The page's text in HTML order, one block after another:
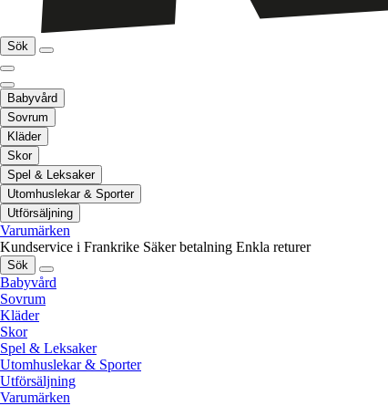
Sök
Babyvård
Sovrum
Kläder
Skor
Spel & Leksaker
Utomhuslekar & Sporter
Utförsäljning
Varumärken
Kundservice i Frankrike Säker betalning Enkla returer
Sök
Babyvård
Sovrum
Kläder
Skor
Spel & Leksaker
Utomhuslekar & Sporter
Utförsäljning
Varumärken